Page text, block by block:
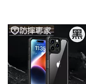
Carnet de
本書編寫組(197)
人民交通出版社
中國農業出版社
一個月內上市新
本週上市新品